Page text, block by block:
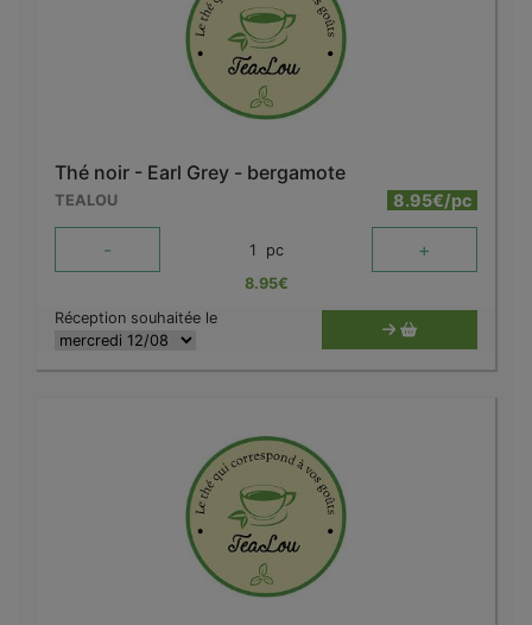
Thé noir - Earl Grey - bergamote
TEALOU 8.95€/pc
- 1 pc +
8.95€
Réception souhaitée le